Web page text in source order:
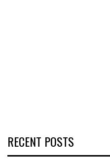
RECENT POSTS